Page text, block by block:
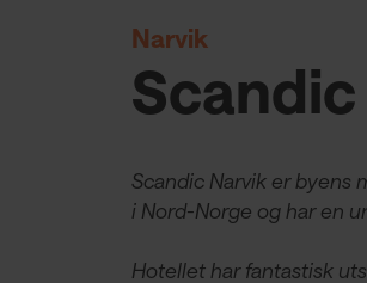
Narvik
Scandic Narvik er byens
i Nord-Norge og har en
Hotellet har fantastisk